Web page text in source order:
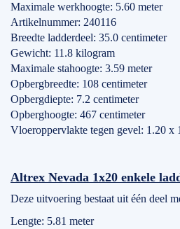
Maximale werkhoogte: 5.60 meter
Artikelnummer: 240116
Breedte ladderdeel: 35.0 centimeter
Gewicht: 11.8 kilogram
Maximale stahoogte: 3.59 meter
Opbergbreedte: 108 centimeter
Opbergdiepte: 7.2 centimeter
Opberghoogte: 467 centimeter
Vloeroppervlakte tegen gevel: 1.20 x
Altrex Nevada 1x20 enkele
Deze uitvoering bestaat uit één deel
Lengte: 5.81 meter